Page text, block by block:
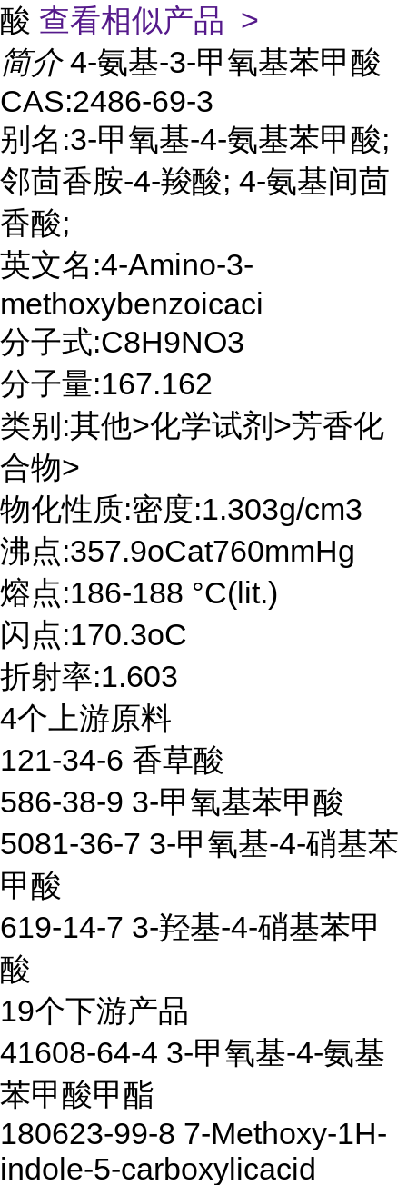
酸 查看相似产品 >
简介 4-氨基-3-甲氧基苯甲酸
CAS:2486-69-3
别名:3-甲氧基-4-氨基苯甲酸;
邻茴香胺-4-羧酸; 4-氨基间茴
香酸;
英文名:4-Amino-3-
methoxybenzoicaci
分子式:C8H9NO3
分子量:167.162
类别:其他>化学试剂>芳香化
合物>
物化性质:密度:1.303g/cm3
沸点:357.9oCat760mmHg
熔点:186-188 °C(lit.)
闪点:170.3oC
折射率:1.603
4个上游原料
121-34-6 香草酸
586-38-9 3-甲氧基苯甲酸
5081-36-7 3-甲氧基-4-硝基苯
甲酸
619-14-7 3-羟基-4-硝基苯甲
酸
19个下游产品
41608-64-4 3-甲氧基-4-氨基
苯甲酸甲酯
180623-99-8 7-Methoxy-1H-
indole-5-carboxylicacid